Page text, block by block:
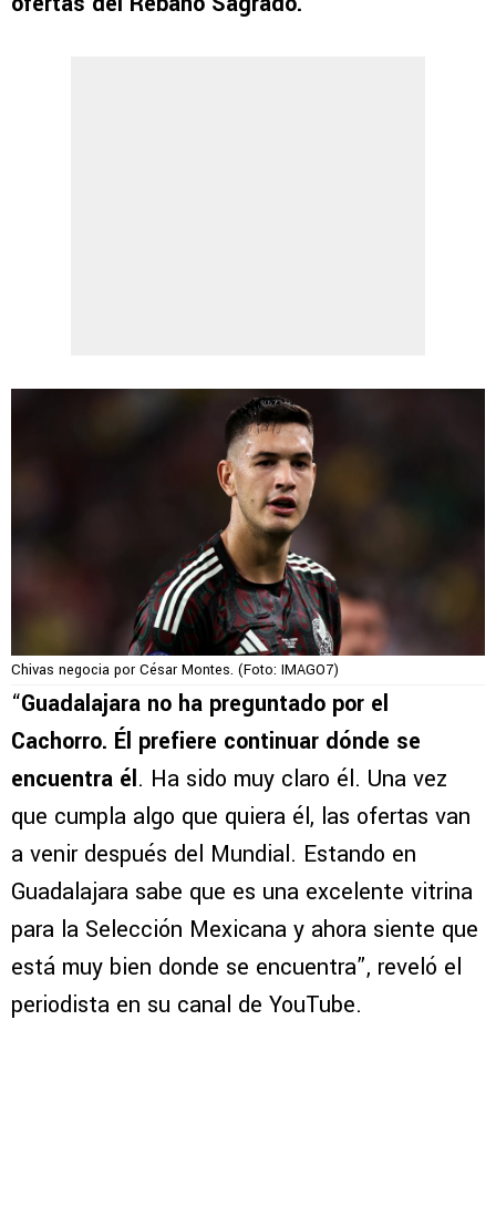
Chivas negocia por César Montes. (Foto: IMAGO7)
“Guadalajara no ha preguntado por el
Cachorro. Él prefiere continuar dónde se
encuentra él. Ha sido muy claro él. Una vez
que cumpla algo que quiera él, las ofertas van
a venir después del Mundial. Estando en
Guadalajara sabe que es una excelente vitrina
para la Selección Mexicana y ahora siente que
está muy bien donde se encuentra”, reveló el
periodista en su canal de YouTube.